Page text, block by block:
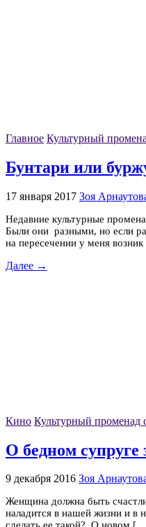
Главное Культурный
Бунтари или
17 января 2017 Зоя
Недавние культурные
Были они разными, но если
на пересечении у меня
Далее →
Кино Культурный променад
О бедном супруге
9 декабря 2016 Зоя
Женщина должна быть
наладится в нашей жизни и в